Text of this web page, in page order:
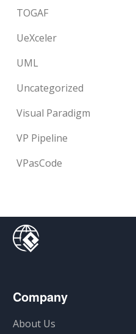
TOGAF
UeXceler
UML
Uncategorized
Visual Paradigm
VP Pipeline
VPasCode
Company
About Us